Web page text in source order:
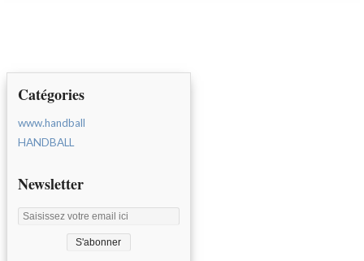
Catégories
www.handball
HANDBALL
Newsletter